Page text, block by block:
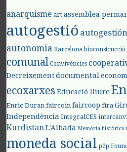
anarquisme art assemblea
autogestió autogestión
autonomia Barcelona bioconstrucció
comunal Convivències
Decreixement documental
ecoxarxes Educació lliure
Enric Duran faircoin faircoop fira
Independència IntegralCES
KurdistanL'Albada Memòria històrica
moneda social p2p